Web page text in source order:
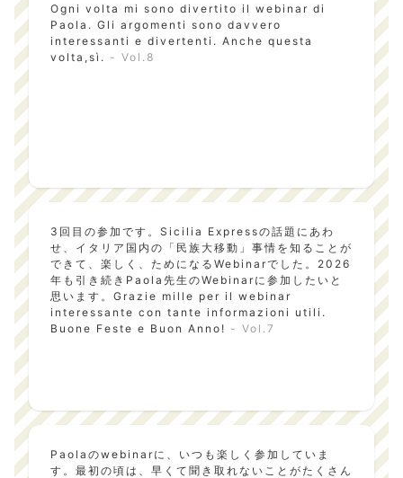
Ogni volta mi sono divertito il webinar di
Paola. Gli argomenti sono davvero
interessanti e divertenti. Anche questa
volta,sì. - Vol.8
3回目の参加です。Sicilia Expressの話題にあわ
せ、イタリア国内の「民族大移動」事情を知ることが
できて、楽しく、ためになるWebinarでした。2026
年も引き続きPaola先生のWebinarに参加したいと
思います。Grazie mille per il webinar
interessante con tante informazioni utili.
Buone Feste e Buon Anno! - Vol.7
Paolaのwebinarに、いつも楽しく参加していま
す。最初の頃は、早くて聞き取れないことがたくさん